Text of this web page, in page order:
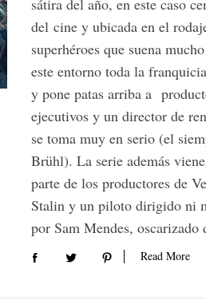
sátira del año, en este caso
del cine y ubicada en el
superhéroes que suena
este entorno toda la
y pone patas arriba a
ejecutivos y un director de
se toma muy en serio (el
Brühl). La serie además
parte de los productores de
Stalin y un piloto dirigido ni
por Sam Mendes,
Read More